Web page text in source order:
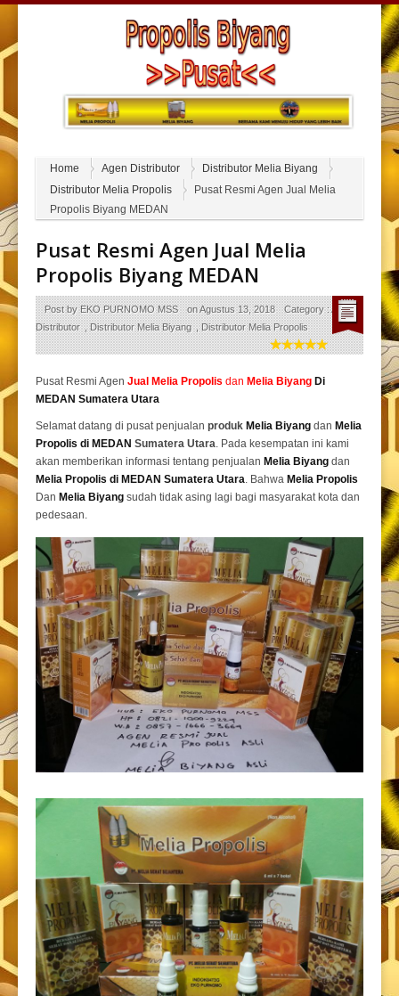
Home Agen Distributor
Distributor Melia Biyang
Distributor Melia Propolis
Pusat Resmi Agen Jual Melia
Propolis Biyang MEDAN
Pusat Resmi Agen Jual Melia
Propolis Biyang MEDAN
Post byEKO PURNOMO MSS onAgustus 13, 2018 Category :Agen
Distributor ,Distributor Melia Biyang ,Distributor Melia Propolis
Pusat Resmi Agen Jual Melia Propolis dan Melia Biyang Di
MEDAN Sumatera Utara
Selamat datang di pusat penjualan produk Melia Biyang dan Melia
Propolis di MEDAN Sumatera Utara . Pada kesempatan ini kami
akan memberikan informasi tentang penjualan Melia Biyang dan
Melia Propolis di MEDAN Sumatera Utara . Bahwa Melia Propolis
Dan Melia Biyang sudah tidak asing lagi bagi masyarakat kota dan
pedesaan.